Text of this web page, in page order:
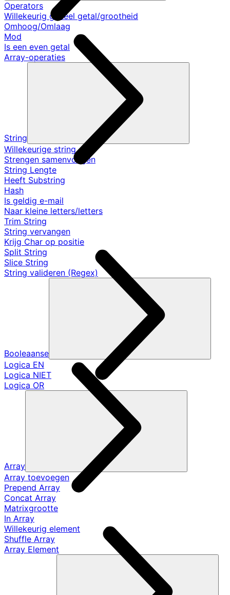
Operators
Willekeurig geheel getal/grootheid
Omhoog/Omlaag
Mod
Is een even getal
Array-operaties
String
Willekeurige string
Strengen samenvoegen
String Lengte
Heeft Substring
Hash
Is geldig e-mail
Naar kleine letters/letters
Trim String
String vervangen
Krijg Char op positie
Split String
Slice String
String valideren (Regex)
Booleaanse
Logica EN
Logica NIET
Logica OR
Array
Array toevoegen
Prepend Array
Concat Array
Matrixgrootte
In Array
Willekeurig element
Shuffle Array
Array Element